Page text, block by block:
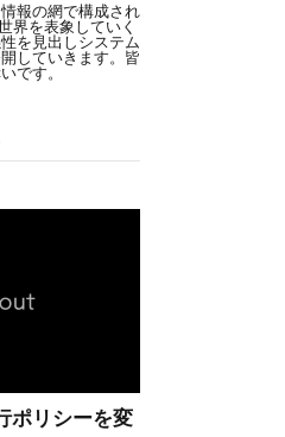
報の網で構成され
界を表象していく
を見出しシステム
していきます。皆
です。